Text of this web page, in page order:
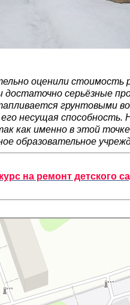
оценили
достаточно серьёзные
грунтовыми
несущая
как именно в этой
образовательное
на ремонт детского